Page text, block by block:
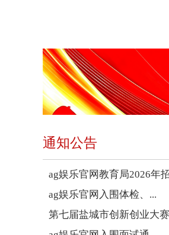
通知公告
ag娱乐官网教育局2026年
ag娱乐官网入围体检、...
第七届盐城市创新创业大